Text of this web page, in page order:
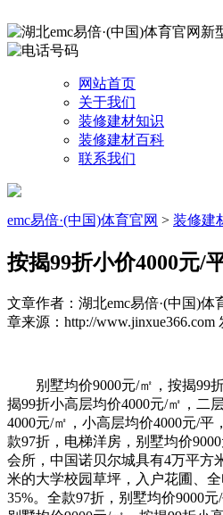
网站首页
关于我们
装修建材知识
装修建材百科
联系我们
emc易倍·(中国)体育官网 > 装修建
按揭99折小价4000元/
文章作者：湖北emc易倍·(中国)体
章来源：http://www.jinxue366.com
别墅均价9000元/㎡，按揭99折
揭99折小高层均价4000元/㎡，二
4000元/㎡，小高层均价4000元/平
款97折，电梯洋房，别墅均价
会所，中国诺贝尔城具有4万平方
米的大学校园草坪，入户花圃、
35%。全款97折，别墅均价9000元